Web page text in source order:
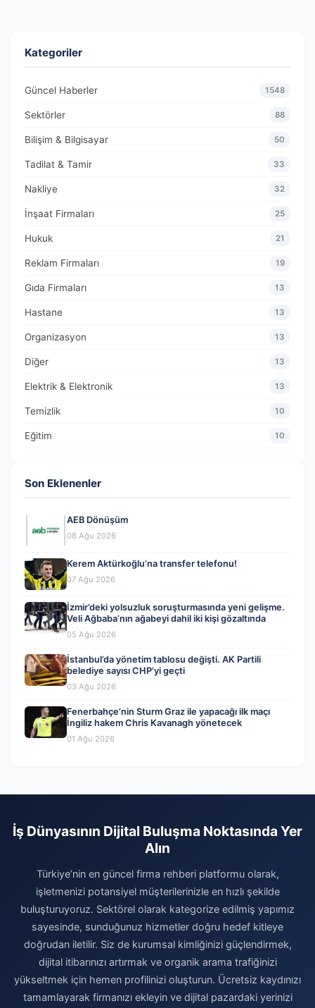
Kategoriler
Güncel Haberler 1548
Sektörler 88
Bilişim & Bilgisayar 50
Tadilat & Tamir 33
Nakliye 32
İnşaat Firmaları 25
Hukuk 21
Reklam Firmaları 19
Gıda Firmaları 13
Hastane 13
Organizasyon 13
Diğer 13
Elektrik & Elektronik 13
Temizlik 10
Eğitim 10
Son Eklenenler
AEB Dönüşüm
08 Ağu 2026
Kerem Aktürkoğlu’na transfer telefonu!
07 Ağu 2026
İzmir’deki yolsuzluk soruşturmasında yeni gelişme.
Veli Ağbaba’nın ağabeyi dahil iki kişi gözaltında
05 Ağu 2026
İstanbul’da yönetim tablosu değişti. AK Partili
belediye sayısı CHP’yi geçti
03 Ağu 2026
Fenerbahçe’nin Sturm Graz ile yapacağı ilk maçı
İngiliz hakem Chris Kavanagh yönetecek
01 Ağu 2026
İş Dünyasının Dijital Buluşma Noktasında Yer
Alın
Türkiye’nin en güncel firma rehberi platformu olarak,
işletmenizi potansiyel müşterilerinizle en hızlı şekilde
buluşturuyoruz. Sektörel olarak kategorize edilmiş yapımız
sayesinde, sunduğunuz hizmetler doğru hedef kitleye
doğrudan iletilir. Siz de kurumsal kimliğinizi güçlendirmek,
dijital itibarınızı artırmak ve organik arama trafiğinizi
yükseltmek için hemen profilinizi oluşturun. Ücretsiz kaydınızı
tamamlayarak firmanızı ekleyin ve dijital pazardaki yerinizi